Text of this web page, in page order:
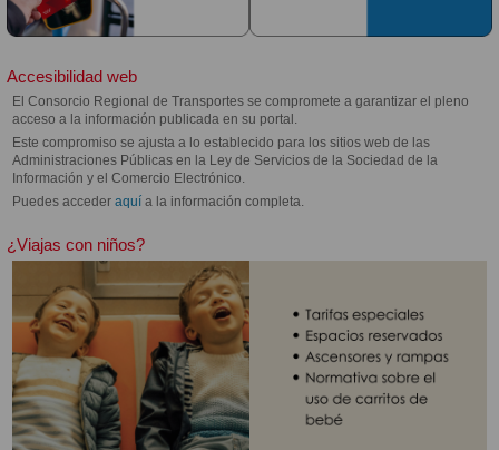
Accesibilidad web
El Consorcio Regional de Transportes se compromete a garantizar el pleno
acceso a la información publicada en su portal.
Este compromiso se ajusta a lo establecido para los sitios web de las
Administraciones Públicas en la Ley de Servicios de la Sociedad de la
Información y el Comercio Electrónico.
Puedes acceder aquí a la información completa.
¿Viajas con niños?